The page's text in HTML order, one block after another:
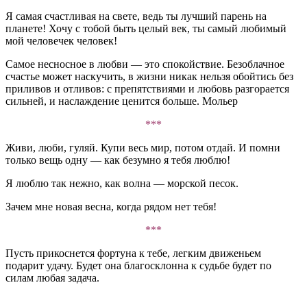
Я самая счастливая на свете, ведь ты лучший парень на
планете! Хочу с тобой быть целый век, ты самый любимый
мой человечек человек!
Самое несносное в любви — это спокойствие. Безоблачное
счастье может наскучить, в жизни никак нельзя обойтись без
приливов и отливов: с препятствиями и любовь разгорается
сильней, и наслаждение ценится больше. Мольер
***
Живи, люби, гуляй. Купи весь мир, потом отдай. И помни
только вещь одну — как безумно я тебя люблю!
Я люблю так нежно, как волна — морской песок.
Зачем мне новая весна, когда рядом нет тебя!
***
Пусть прикоснется фортуна к тебе, легким движеньем
подарит удачу. Будет она благосклонна к судьбе будет по
силам любая задача.